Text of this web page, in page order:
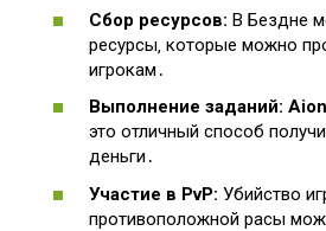
Сбор ресурсов: В Бездне
ресурсы‚ которые можно
игрокам․
Выполнение заданий:
это отличный способ
деньги․
Участие в PvP: Убийство
противоположной расы